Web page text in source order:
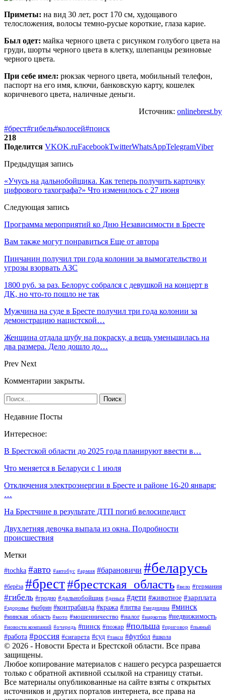
Приметы: на вид 30 лет, рост 170 см, худощавого
телосложения, волосы темно-русые короткие, глаза карие.
Был одет: майка черного цвета с рисунком голубого цвета на
груди, шорты черного цвета в клетку, шлепанцы резиновые
черного цвета.
При себе имел: рюкзак черного цвета, мобильный телефон,
паспорт на его имя, ключи, банковскую карту, кошелек
коричневого цвета, наличные деньги.
Источник: onlinebrest.by
#брест#гибель#колосей#поиск
218
Поделится VKOK.ruFacebookTwitterWhatsAppTelegramViber
Предыдущая запись
«Учусь на дальнобойщика. Как теперь получить карточку
цифрового тахографа?» Что изменилось с 27 июня
Следующая запись
Программа мероприятий ко Дню Независимости в Бресте
Вам также могут понравиться Еще от автора
Пинчанин получил три года колонии за вымогательство и
угрозы взорвать АЗС
1800 руб. за раз. Белорус собрался с девушкой на концерт в
ДК, но что-то пошло не так
Мужчина на суде в Бресте получил три года колонии за
демонстрацию нацистской…
Женщина отдала шубу на покраску, а вещь уменьшилась на
два размера. Дело дошло до…
Prev Next
Комментарии закрыты.
Недавние Посты
Интересное:
В Брестской области до 2025 года планируют ввести в…
Что меняется в Беларуси с 1 июля
Отключения электроэнергии в Бресте и районе 16-20 января:
…
На Брестчине в результате ДТП погиб велосипедист
Двухлетняя девочка выпала из окна. Подробности
происшествия
Метки
#tochka #авто #автобус #армия #барановичи #беларусь
#берёза #брест#брестская_область #вело #германия
#гибель #гродно #дальнобойщик #деньга #дети #животное #зарплата
#здоровье #кобрин #контрабанда #кража #литва #медицина #минск
#минская_область #мото #мошенничество #налог #наркотик #недвижимость
#новости компаний #очередь #пинск #пожар #польша #приговор #пьяный
#работа #россия #сигарета #суд #такси #футбол #школа
© 2026 - Новости Бреста и Брестской области. Все права
защищены.
Любое копирование материалов с нашего ресурса разрешается
только с обратной активной ссылкой на страницу статьи.
Все материалы опубликованные на сайте взяты с открытых
источников и других порталов интернета, все права на